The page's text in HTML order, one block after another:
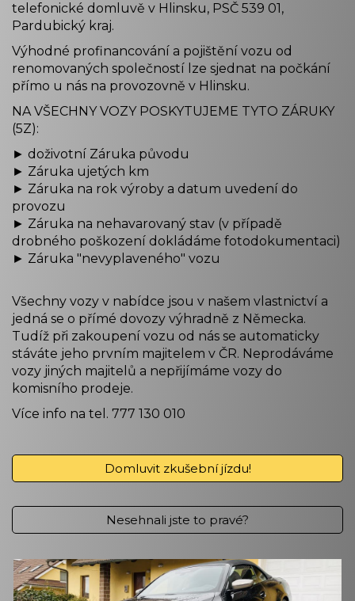
telefonické domluvě v Hlinsku, PSČ 539 01,
Pardubický kraj.
Výhodné profinancování a pojištění vozu od
renomovaných společností lze sjednat na počkání
přímo u nás na provozovně v Hlinsku.
NA VŠECHNY VOZY POSKYTUJEME TYTO ZÁRUKY
(5Z):
► doživotní Záruka původu
► Záruka ujetých km
► Záruka na rok výroby a datum uvedení do
provozu
► Záruka na nehavarovaný stav (v případě
drobného poškození dokládáme fotodokumentaci)
► Záruka "nevyplaveného" vozu
Všechny vozy v nabídce jsou v našem vlastnictví a
jedná se o přímé dovozy výhradně z Německa.
Tudíž při zakoupení vozu od nás se automaticky
stáváte jeho prvním majitelem v ČR. Neprodáváme
vozy jiných majitelů a nepřijímáme vozy do
komisního prodeje.
Více info na tel. 777 130 010
Domluvit zkušební jízdu!
Nesehnali jste to pravé?